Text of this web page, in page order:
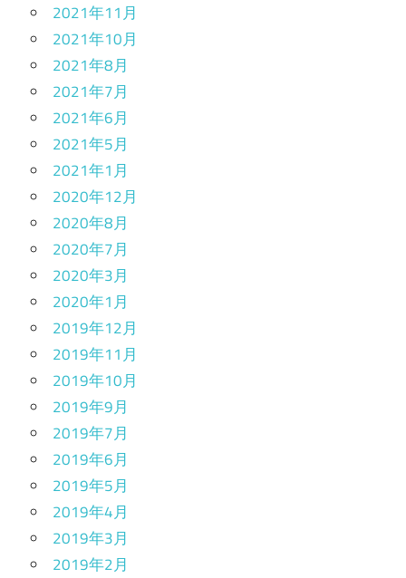
2021年11月
2021年10月
2021年8月
2021年7月
2021年6月
2021年5月
2021年1月
2020年12月
2020年8月
2020年7月
2020年3月
2020年1月
2019年12月
2019年11月
2019年10月
2019年9月
2019年7月
2019年6月
2019年5月
2019年4月
2019年3月
2019年2月